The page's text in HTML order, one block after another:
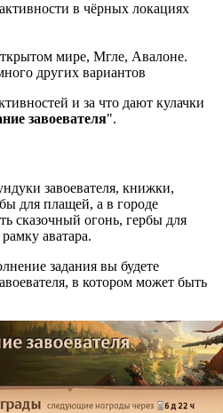
в чёрных локациях
мире, Мгле, Авалоне.
других вариантов
и за что дают кулачки
завоевателя".
завоевателя, книжки,
для плащей, а в городе
сказочный огонь, гербы для
аватара.
задания вы будете
в котором может быть